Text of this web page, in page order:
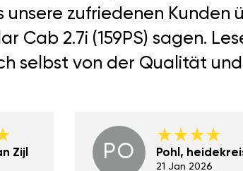
unsere zufriedenen
Cab 2.7i (159PS) sagen.
selbst von der Qualität
Zijl
PO Pohl,
21 Jan 2026